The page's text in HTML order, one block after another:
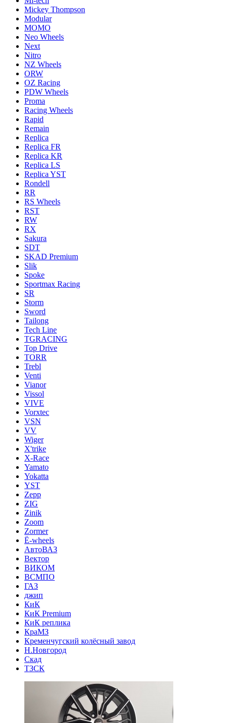
Mickey Thompson
Modular
MOMO
Neo Wheels
Next
Nitro
NZ Wheels
ORW
OZ Racing
PDW Wheels
Proma
Racing Wheels
Rapid
Remain
Replica
Replica FR
Replica KR
Replica LS
Replica YST
Rondell
RR
RS Wheels
RST
RW
RX
Sakura
SDT
SKAD Premium
Slik
Spoke
Sportmax Racing
SR
Storm
Sword
Tailong
Tech Line
TGRACING
Top Drive
TORR
Trebl
Venti
Vianor
Vissol
VIVE
Vorxtec
VSN
VV
Wiger
X'trike
X-Race
Yamato
Yokatta
YST
Zepp
ZIG
Zinik
Zoom
Zormer
Ё-wheels
АвтоВАЗ
Вектор
ВИКОМ
ВСМПО
ГАЗ
джип
КиК
КиК Premium
КиК реплика
КраМЗ
Кременчугский колёсный завод
Н.Новгород
Скад
ТЗСК